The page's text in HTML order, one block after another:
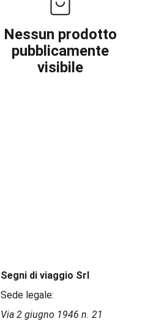
Nessun prodotto
pubblicamente
visibile
Segni di viaggio Srl
Sede legale:
Via 2 giugno 1946 n. 21